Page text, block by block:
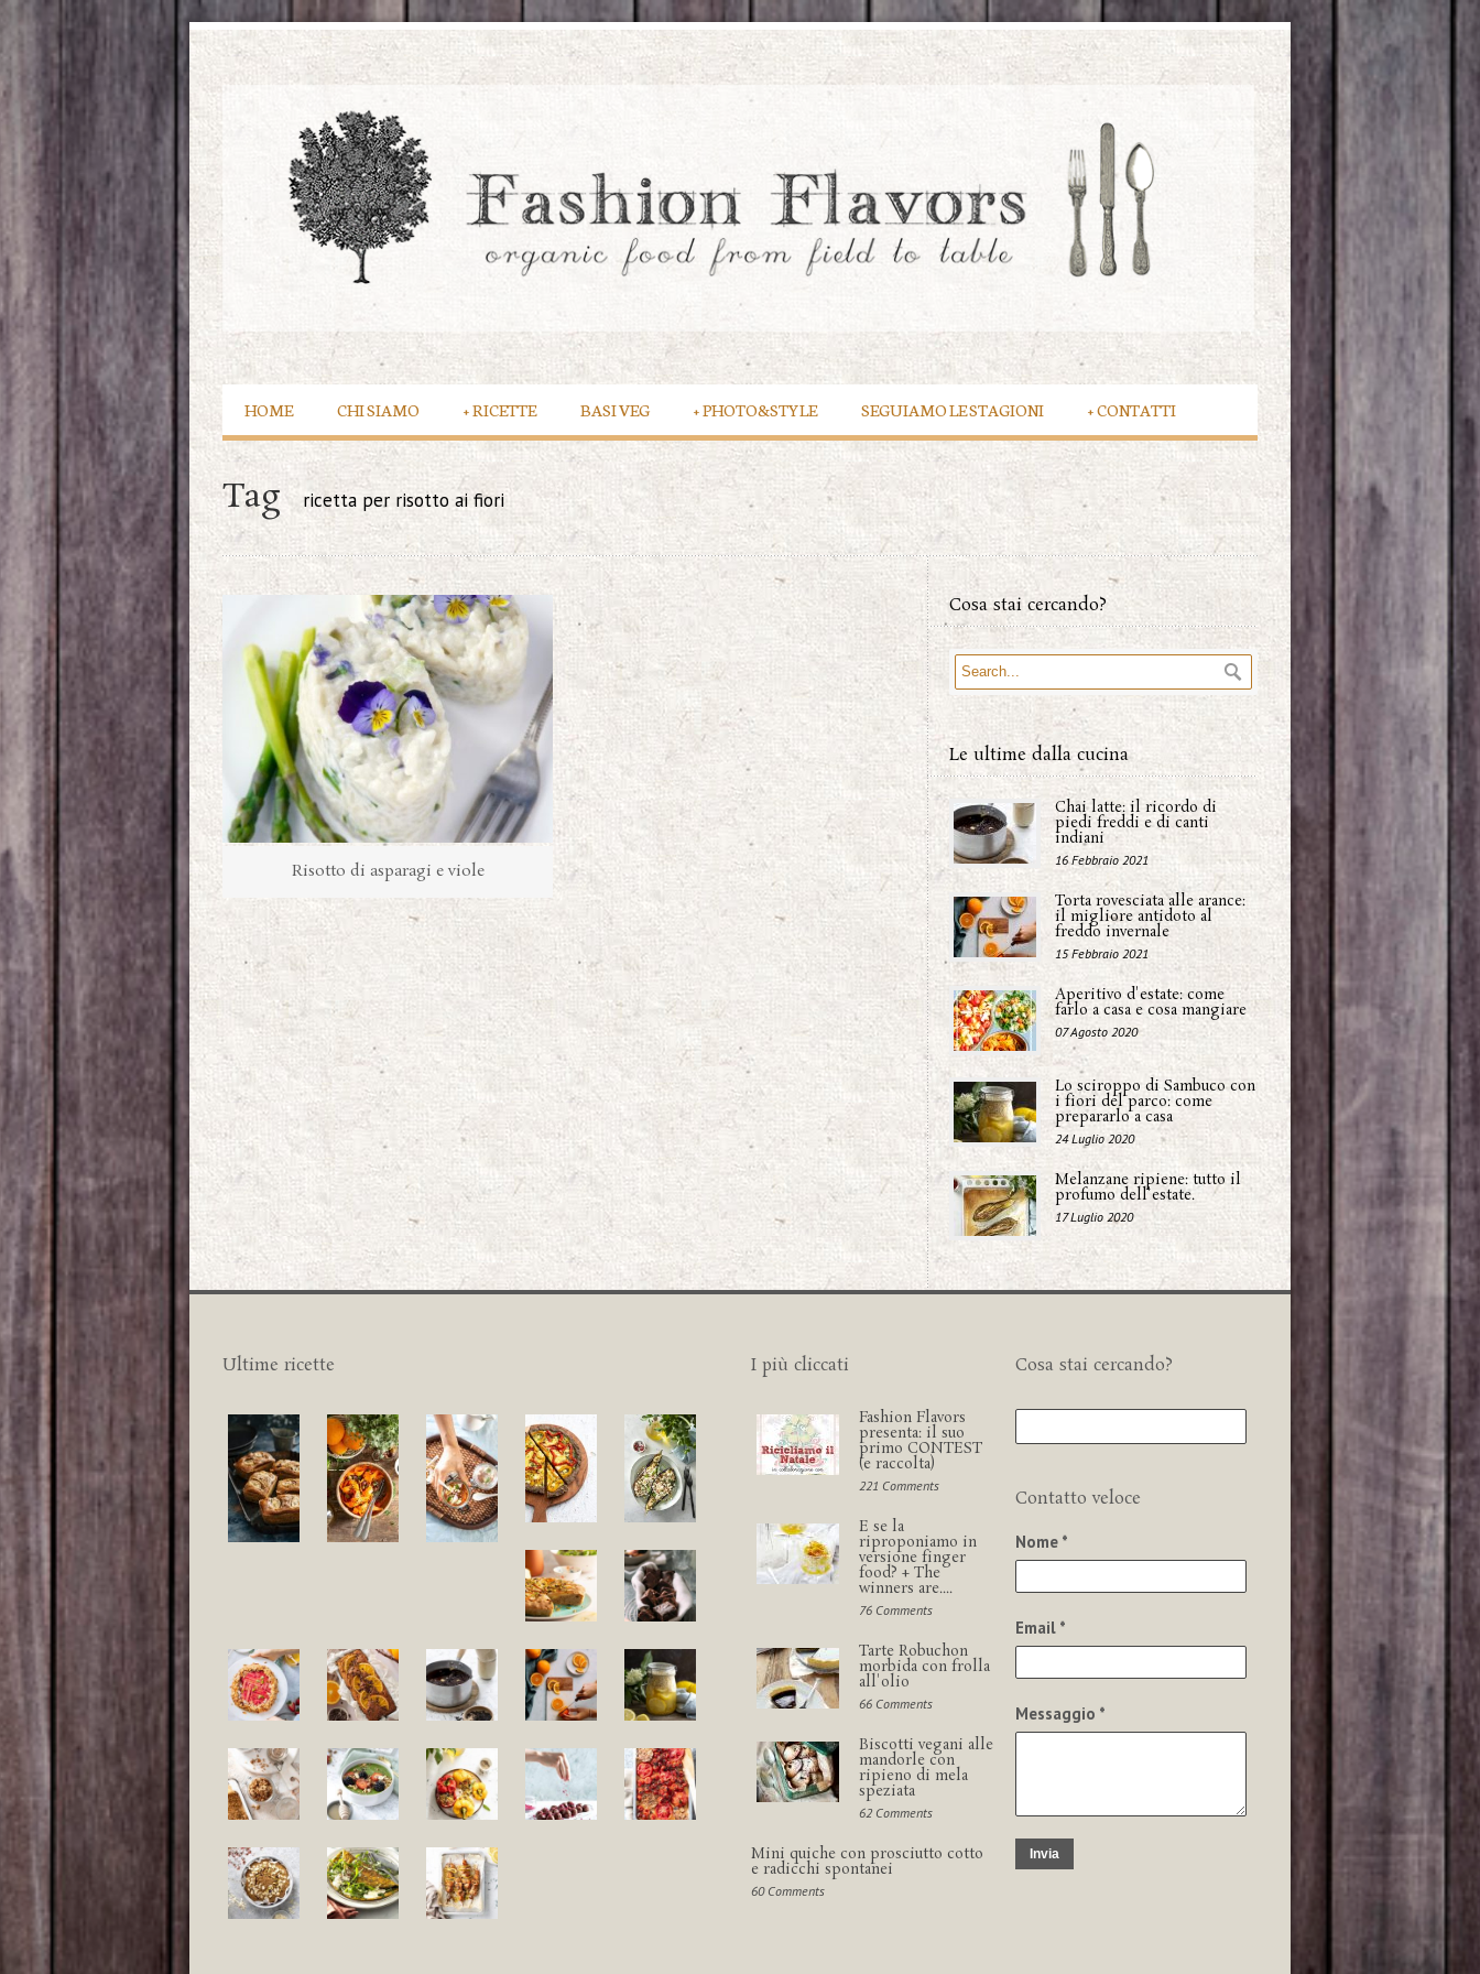
HOME CHI SIAMO RICETTE
+ BASI VEG PHOTO&STYLE
+ SEGUIAMO LE STAGIONI CONTATTI
+
Tag ricetta per risotto ai fiori
Risotto di asparagi e viole
Cosa stai cercando?
Le ultime dalla cucina
Chai latte: il ricordo di
piedi freddi e di canti
indiani
16 Febbraio 2021
Torta rovesciata alle arance:
il migliore antidoto al
freddo invernale
15 Febbraio 2021
Aperitivo d'estate: come
farlo a casa e cosa mangiare
07 Agosto 2020
Lo sciroppo di Sambuco con
i fiori del parco: come
prepararlo a casa
24 Luglio 2020
Melanzane ripiene: tutto il
profumo dell'estate.
17 Luglio 2020
Ultime ricette I più cliccati
Fashion Flavors
presenta: il suo
primo CONTEST
(e raccolta)
221 Comments
E se la
riproponiamo in
versione finger
food? + The
winners are....
76 Comments
Tarte Robuchon
morbida con frolla
all'olio
66 Comments
Biscotti vegani alle
mandorle con
ripieno di mela
speziata
62 Comments
Mini quiche con prosciutto cotto
e radicchi spontanei
60 Comments
Cosa stai cercando?
Contatto veloce
Nome *
Email *
Messaggio *
Invia